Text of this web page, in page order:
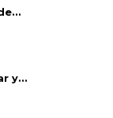
y...